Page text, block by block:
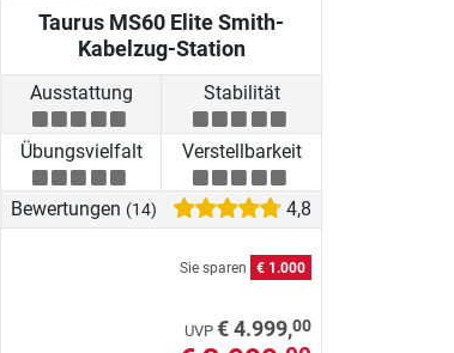
Taurus MS60 Elite Smith-
Kabelzug-Station
Ausstattung Stabilität
Übungsvielfalt Verstellbarkeit
Bewertungen (14) 4,8
Sie sparen € 1.000
UVP € 4.999,00